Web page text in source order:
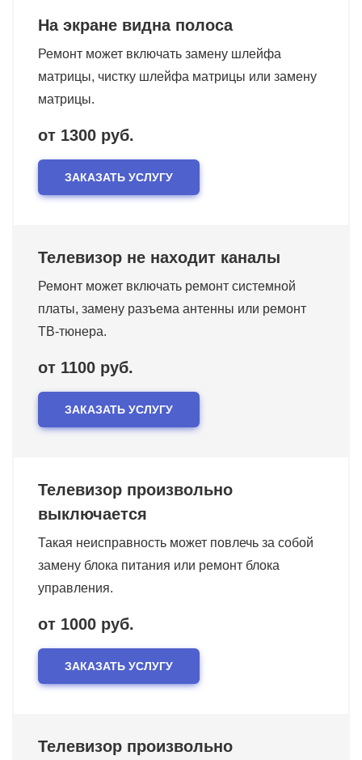
На экране видна полоса
Ремонт может включать замену шлейфа
матрицы, чистку шлейфа матрицы или замену
матрицы.
от 1300 руб.
ЗАКАЗАТЬ УСЛУГУ
Телевизор не находит каналы
Ремонт может включать ремонт системной
платы, замену разъема антенны или ремонт
ТВ-тюнера.
от 1100 руб.
ЗАКАЗАТЬ УСЛУГУ
Телевизор произвольно
выключается
Такая неисправность может повлечь за собой
замену блока питания или ремонт блока
управления.
от 1000 руб.
ЗАКАЗАТЬ УСЛУГУ
Телевизор произвольно